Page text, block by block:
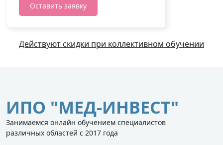
Оставить заявку
Действуют скидки при коллективном обучении
ИПО "МЕД-ИНВЕСТ"
Занимаемся онлайн обучением специалистов
различных областей с 2017 года